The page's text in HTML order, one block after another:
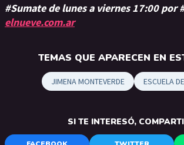
#Sumate de lunes a viernes 17:00 por
elnueve.com.ar
TEMAS QUE APARECEN EN
JIMENA MONTEVERDE ESCUELA
SI TE INTERESÓ,